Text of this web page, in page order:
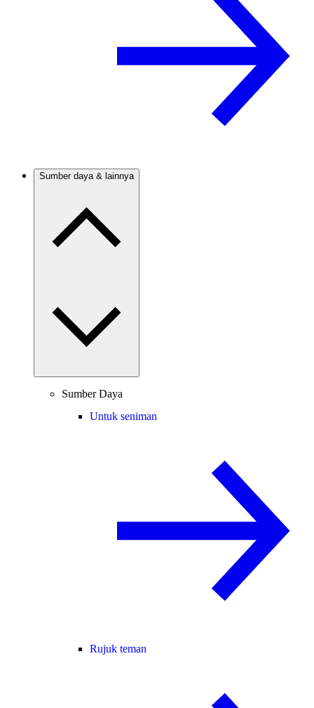
Sumber daya & lainnya
Sumber Daya
Untuk seniman
Rujuk teman